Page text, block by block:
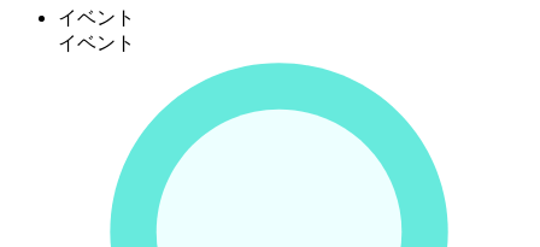
イベント
イベント